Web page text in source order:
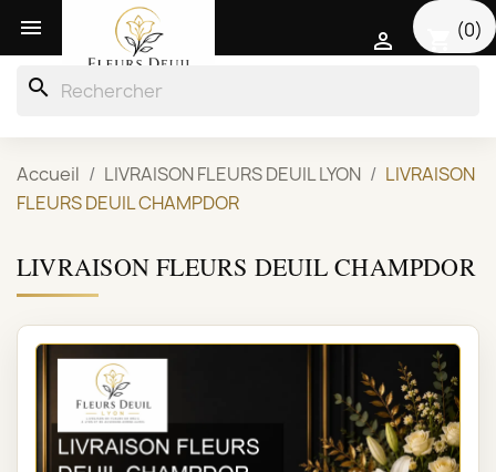
 (0)

search
Accueil LIVRAISON FLEURS DEUIL LYON
LIVRAISON
FLEURS DEUIL CHAMPDOR
LIVRAISON FLEURS DEUIL CHAMPDOR